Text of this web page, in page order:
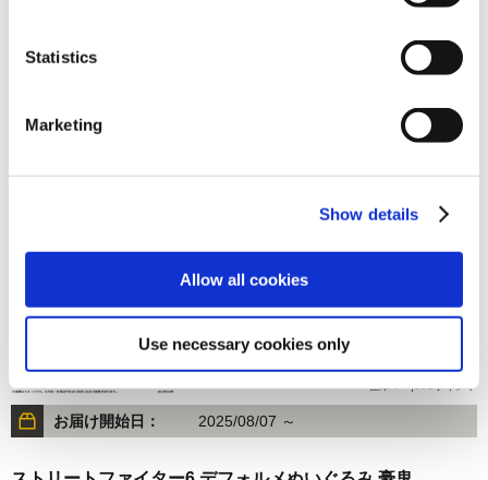
Statistics
Marketing
Show details
Allow all cookies
Use necessary cookies only
3,630円(税込)
お届け開始日：
(税込)
在庫：○ |181ポイント
お届け開始日： 2025/08/07 ～